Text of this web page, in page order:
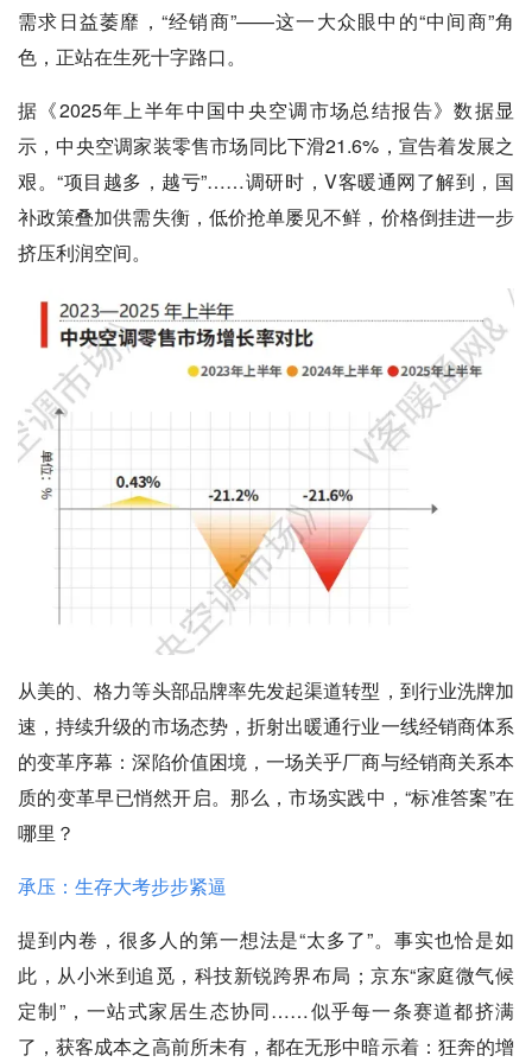
需求日益萎靡，“经销商”——这一大众眼中的“中间商”角
色，正站在生死十字路口。
据《2025年上半年中国中央空调市场总结报告》数据显
示，中央空调家装零售市场同比下滑21.6%，宣告着发展之
艰。“项目越多，越亏”……调研时，V客暖通网了解到，国
补政策叠加供需失衡，低价抢单屡见不鲜，价格倒挂进一步
挤压利润空间。
从美的、格力等头部品牌率先发起渠道转型，到行业洗牌加
速，持续升级的市场态势，折射出暖通行业一线经销商体系
的变革序幕：深陷价值困境，一场关乎厂商与经销商关系本
质的变革早已悄然开启。那么，市场实践中，“标准答案”在
哪里？
承压：生存大考步步紧逼
提到内卷，很多人的第一想法是“太多了”。事实也恰是如
此，从小米到追觅，科技新锐跨界布局；京东“家庭微气候
定制”，一站式家居生态协同……似乎每一条赛道都挤满
了，获客成本之高前所未有，都在无形中暗示着：狂奔的增